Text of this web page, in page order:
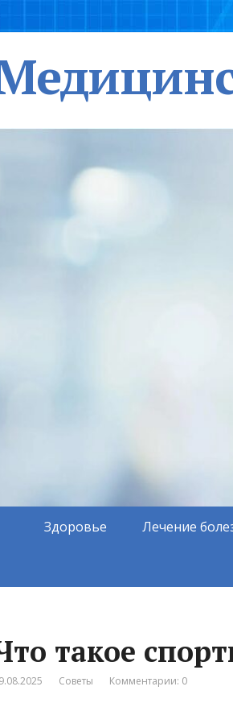
Здоровье Лечение
такое
Советы Комментарии: 0